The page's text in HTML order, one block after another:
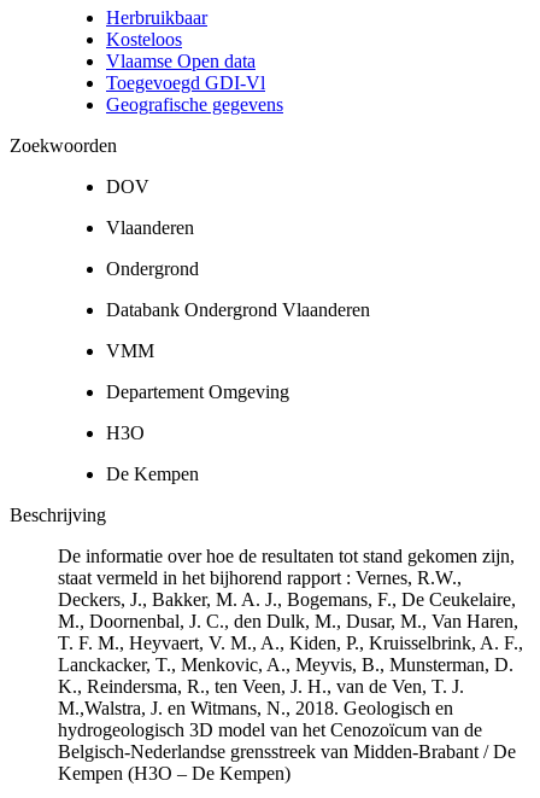
Herbruikbaar
Kosteloos
Vlaamse Open data
Toegevoegd GDI-Vl
Geografische gegevens
Zoekwoorden
DOV
Vlaanderen
Ondergrond
Databank Ondergrond Vlaanderen
VMM
Departement Omgeving
H3O
De Kempen
Beschrijving
De informatie over hoe de resultaten tot stand gekomen zijn,
staat vermeld in het bijhorend rapport : Vernes, R.W.,
Deckers, J., Bakker, M. A. J., Bogemans, F., De Ceukelaire,
M., Doornenbal, J. C., den Dulk, M., Dusar, M., Van Haren,
T. F. M., Heyvaert, V. M., A., Kiden, P., Kruisselbrink, A. F.,
Lanckacker, T., Menkovic, A., Meyvis, B., Munsterman, D.
K., Reindersma, R., ten Veen, J. H., van de Ven, T. J.
M.,Walstra, J. en Witmans, N., 2018. Geologisch en
hydrogeologisch 3D model van het Cenozoïcum van de
Belgisch-Nederlandse grensstreek van Midden-Brabant / De
Kempen (H3O – De Kempen)